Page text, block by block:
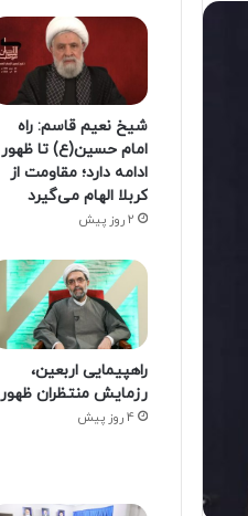
شیخ نعیم قاسم: راه
امام حسین(ع) تا ظهور
ادامه دارد؛ مقاومت از
کربلا الهام می‌گیرد
2 روز پیش
راهپیمایی اربعین،
رزمایش منتظران ظهور
4 روز پیش